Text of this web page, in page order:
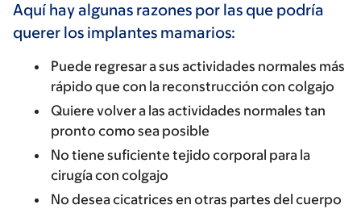
Aquí hay algunas razones por las que podría
querer los implantes mamarios:
Puede regresar a sus actividades normales más
rápido que con la reconstrucción con colgajo
Quiere volver a las actividades normales tan
pronto como sea posible
No tiene suficiente tejido corporal para la
cirugía con colgajo
No desea cicatrices en otras partes del cuerpo